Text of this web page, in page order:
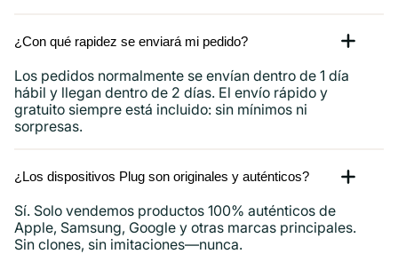
¿Con qué rapidez se enviará mi pedido?
Los pedidos normalmente se envían dentro de 1 día
hábil y llegan dentro de 2 días. El envío rápido y
gratuito siempre está incluido: sin mínimos ni
sorpresas.
¿Los dispositivos Plug son originales y auténticos?
Sí. Solo vendemos productos 100% auténticos de
Apple, Samsung, Google y otras marcas principales.
Sin clones, sin imitaciones—nunca.